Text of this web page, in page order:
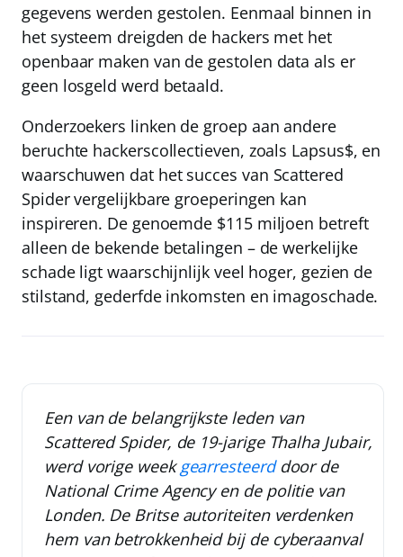
gegevens werden gestolen. Eenmaal binnen in
het systeem dreigden de hackers met het
openbaar maken van de gestolen data als er
geen losgeld werd betaald.
Onderzoekers linken de groep aan andere
beruchte hackerscollectieven, zoals Lapsus$, en
waarschuwen dat het succes van Scattered
Spider vergelijkbare groeperingen kan
inspireren. De genoemde $115 miljoen betreft
alleen de bekende betalingen – de werkelijke
schade ligt waarschijnlijk veel hoger, gezien de
stilstand, gederfde inkomsten en imagoschade.
Een van de belangrijkste leden van
Scattered Spider, de 19-jarige Thalha Jubair,
werd vorige weekgearresteerddoor de
National Crime Agency en de politie van
Londen. De Britse autoriteiten verdenken
hem van betrokkenheid bij de cyberaanval